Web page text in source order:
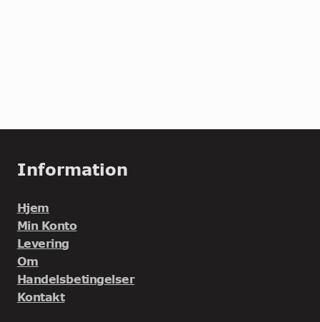
Information
Hjem
Min Konto
Levering
Om
Handelsbetingelser
Kontakt